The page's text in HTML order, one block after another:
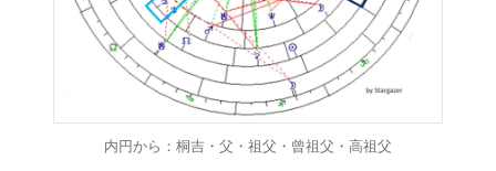
内円から：桐吉・父・祖父・曾祖父・高祖父